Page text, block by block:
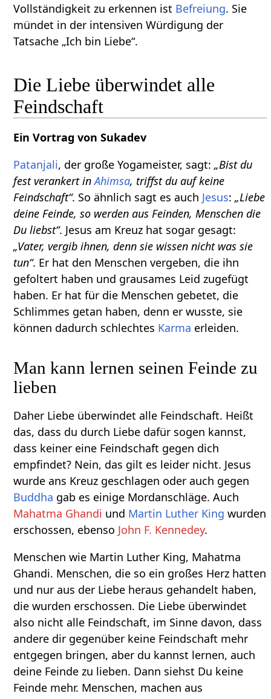
Vollständigkeit zu erkennen ist Befreiung. Sie
mündet in der intensiven Würdigung der
Tatsache „Ich bin Liebe“.
Die Liebe überwindet alle
Feindschaft
Ein Vortrag von Sukadev
Patanjali, der große Yogameister, sagt:„Bist du
fest verankert inAhimsa, triffst du auf keine
Feindschaft“. So ähnlich sagt es auch Jesus:„Liebe
deine Feinde, so werden aus Feinden, Menschen die
Du liebst“. Jesus am Kreuz hat sogar gesagt:
„Vater, vergib ihnen, denn sie wissen nicht was sie
tun“. Er hat den Menschen vergeben, die ihn
gefoltert haben und grausames Leid zugefügt
haben. Er hat für die Menschen gebetet, die
Schlimmes getan haben, denn er wusste, sie
können dadurch schlechtes Karma erleiden.
Man kann lernen seinen Feinde zu
lieben
Daher Liebe überwindet alle Feindschaft. Heißt
das, dass du durch Liebe dafür sogen kannst,
dass keiner eine Feindschaft gegen dich
empfindet? Nein, das gilt es leider nicht. Jesus
wurde ans Kreuz geschlagen oder auch gegen
Buddha gab es einige Mordanschläge. Auch
Mahatma Ghandi und Martin Luther King wurden
erschossen, ebenso John F. Kennedey.
Menschen wie Martin Luther King, Mahatma
Ghandi. Menschen, die so ein großes Herz hatten
und nur aus der Liebe heraus gehandelt haben,
die wurden erschossen. Die Liebe überwindet
also nicht alle Feindschaft, im Sinne davon, dass
andere dir gegenüber keine Feindschaft mehr
entgegen bringen, aber du kannst lernen, auch
deine Feinde zu lieben. Dann siehst Du keine
Feinde mehr. Menschen, machen aus